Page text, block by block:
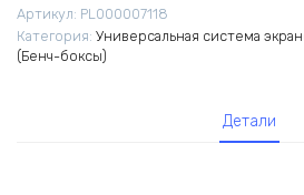
Незабудка)
Артикул: PL000007118
Категория: Универсальная система
(Бенч-боксы)
Детали